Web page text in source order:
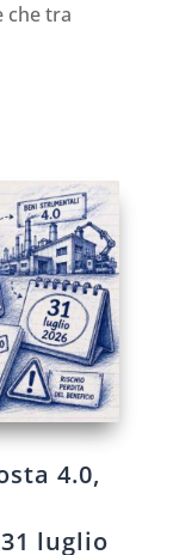
che tra
4.0,
luglio